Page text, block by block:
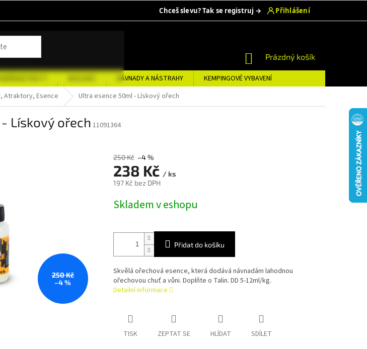
NÁKUPNÍ
KOŠÍK
Prázdný košík
PRUTY NAVIJÁKY NÁVNADY A NÁSTRAHY
KEMPINGOVÉ VYBAVENÍ
Atraktory, Esence Ultra esence 50ml - Lískový ořech
Lískový ořech 11091364
250 Kč
–4 %
250 Kč –4 %
238 Kč / ks
197 Kč bez DPH
cena:
Skladem v eshopu
Přidat do košíku
Skvělá ořechová esence, která dodává návnadám lahodnou
ořechovou chuť a vůni. Doplňte o Talin. DD 5-12ml/kg.
Detailní informace
TISK ZEPTAT SE HLÍDAT SDÍLET